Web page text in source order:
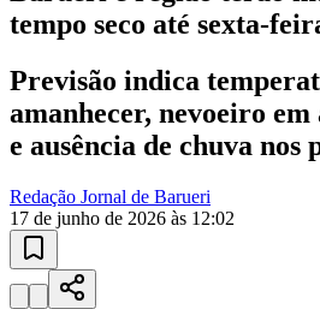
10 anos de JB novo portal
confira as
10 anos de JB
Esportes ao Vivo
atualizadas
Paulistão, Brasileirão, Champions
real, classificação e notícias esportivas.
04/10Acompanhar jogos
Newsletter Bom Dia Barueri